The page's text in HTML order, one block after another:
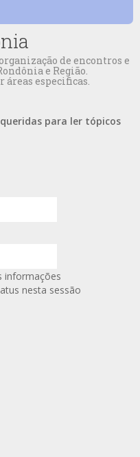
de encontros e
e Região.
especificas.
para ler tópicos
informações
nesta sessão